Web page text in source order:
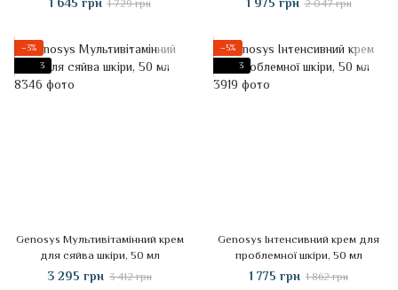
1 729 грн 2 047 грн
−3%
3
Genosys Мультивітамінний крем
для сяйва шкіри, 50 мл
3 295 грн 3 412 грн
−5%
3
Genosys Інтенсивний крем для
проблемної шкіри, 50 мл
1 775 грн 1 862 грн